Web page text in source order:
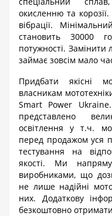
окисленню та
вібрації.
становить 30000
потужності.
займає зовсім мало
Придбати якісні
власникам
Smart Power Ukraine
представлено
освітлення у т.ч.
перед продажом уся
тестування на
якості. Ми
виробниками, що
не лише надійні
них. Додаткову
безкоштовно